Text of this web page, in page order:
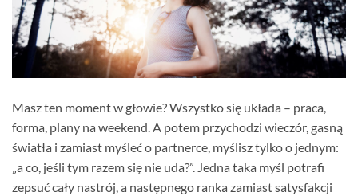
Masz ten moment w głowie? Wszystko się układa – praca,
forma, plany na weekend. A potem przychodzi wieczór, gasną
światła i zamiast myśleć o partnerce, myślisz tylko o jednym:
„a co, jeśli tym razem się nie uda?”. Jedna taka myśl potrafi
zepsuć cały nastrój, a następnego ranka zamiast satysfakcji